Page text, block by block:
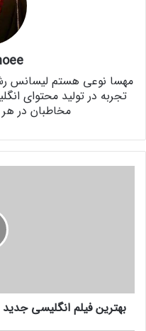
تجربه در تولید محتوای
مخاطبان در هر
بهترین فیلم انگلیسی جدید در سال 2025 |